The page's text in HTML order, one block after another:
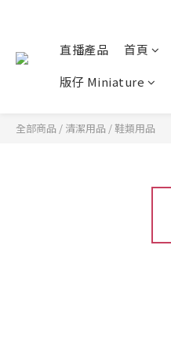
直播產品 首頁
版仔 Miniature
全部商品 / 清潔用品 /鞋類用品